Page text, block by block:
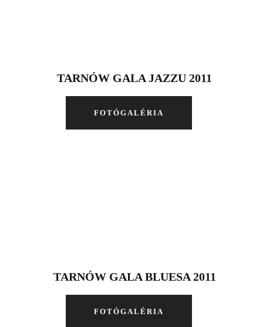
TARNÓW GALA JAZZU 2011
FOTÓGALÉRIA
TARNÓW GALA BLUESA 2011
FOTÓGALÉRIA